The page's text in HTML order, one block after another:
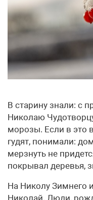
В старину знали: с
Николаю
морозы. Если в это
гудят, понимали:
мерзнуть не
покрывал деревья,
На Николу Зимнего
Николай. Люди,